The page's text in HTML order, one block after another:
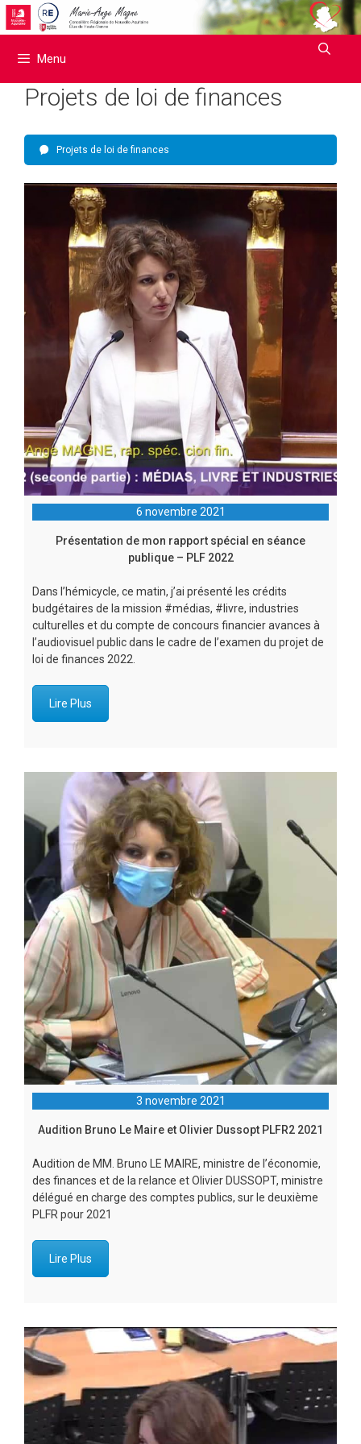
Aller
au
Menu
Projets de loi de finances
Projets de loi de finances
6 novembre 2021
Présentation de mon rapport spécial en séance
publique – PLF 2022
Dans l’hémicycle, ce matin, j’ai présenté les crédits
budgétaires de la mission #médias, #livre, industries
culturelles et du compte de concours financier avances à
l’audiovisuel public dans le cadre de l’examen du projet de
loi de finances 2022.
Lire Plus
3 novembre 2021
Audition Bruno Le Maire et Olivier Dussopt PLFR2 2021
Audition de MM. Bruno LE MAIRE, ministre de l’économie,
des finances et de la relance et Olivier DUSSOPT, ministre
délégué en charge des comptes publics, sur le deuxième
PLFR pour 2021
Lire Plus